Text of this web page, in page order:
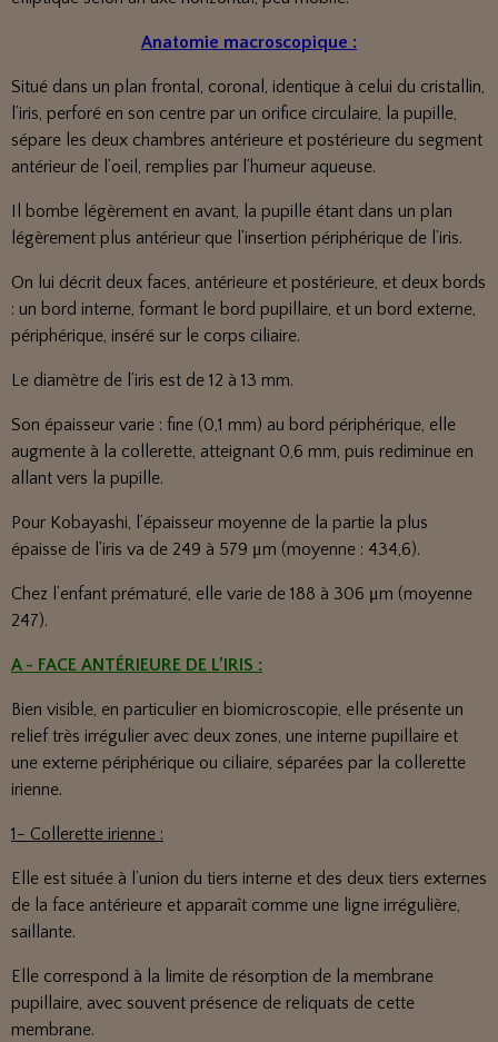
Anatomie macroscopique :
Situé dans un plan frontal, coronal, identique à celui du cristallin,
l’iris, perforé en son centre par un orifice circulaire, la pupille,
sépare les deux chambres antérieure et postérieure du segment
antérieur de l’oeil, remplies par l’humeur aqueuse.
Il bombe légèrement en avant, la pupille étant dans un plan
légèrement plus antérieur que l’insertion périphérique de l’iris.
On lui décrit deux faces, antérieure et postérieure, et deux bords
: un bord interne, formant le bord pupillaire, et un bord externe,
périphérique, inséré sur le corps ciliaire.
Le diamètre de l’iris est de 12 à 13 mm.
Son épaisseur varie : fine (0,1 mm) au bord périphérique, elle
augmente à la collerette, atteignant 0,6 mm, puis rediminue en
allant vers la pupille.
Pour Kobayashi, l’épaisseur moyenne de la partie la plus
épaisse de l’iris va de 249 à 579 μm (moyenne : 434,6).
Chez l’enfant prématuré, elle varie de 188 à 306 μm (moyenne
247).
A - FACE ANTÉRIEURE DE L’IRIS :
Bien visible, en particulier en biomicroscopie, elle présente un
relief très irrégulier avec deux zones, une interne pupillaire et
une externe périphérique ou ciliaire, séparées par la collerette
irienne.
1- Collerette irienne :
Elle est située à l’union du tiers interne et des deux tiers externes
de la face antérieure et apparaît comme une ligne irrégulière,
saillante.
Elle correspond à la limite de résorption de la membrane
pupillaire, avec souvent présence de reliquats de cette
membrane.